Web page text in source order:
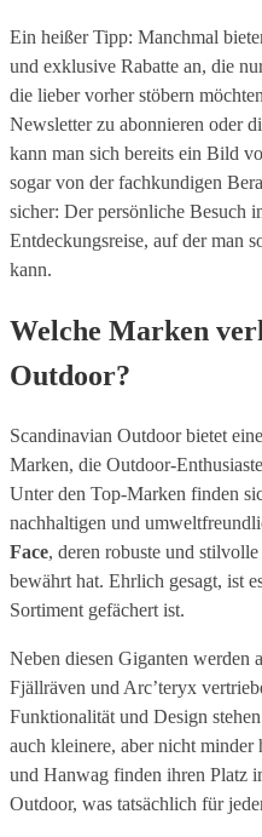
Ein heißer Tipp: Manchmal
und exklusive Rabatte an, die
die lieber vorher stöbern
Newsletter zu abonnieren oder
kann man sich bereits ein Bild
sogar von der fachkundigen
sicher: Der persönliche Besuch
Entdeckungsreise, auf der man
kann.
Welche Marken
Outdoor?
Scandinavian Outdoor bietet
Marken, die Outdoor-
Unter den Top-Marken finden
nachhaltigen und
Face, deren robuste und
bewährt hat. Ehrlich gesagt, ist
Sortiment gefächert ist.
Neben diesen Giganten werden
Fjällräven und Arc’teryx
Funktionalität und Design
auch kleinere, aber nicht
und Hanwag finden ihren Platz
Outdoor, was tatsächlich für